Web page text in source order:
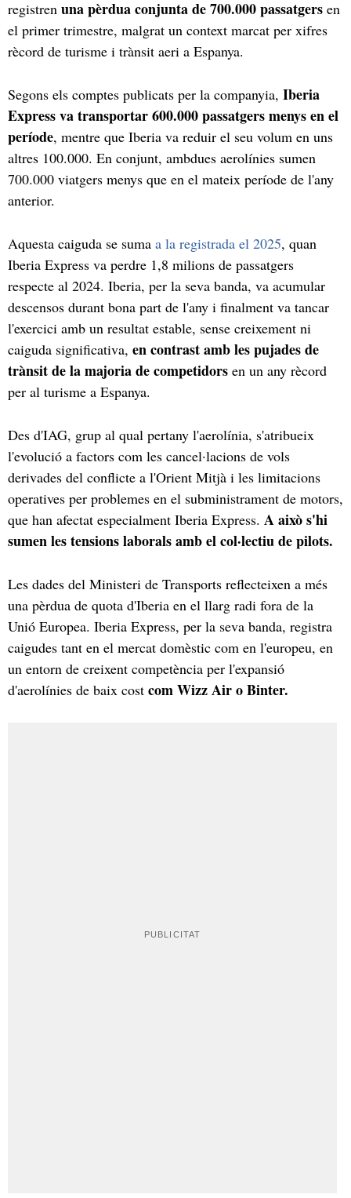
registren una pèrdua conjunta de 700.000 passatgers en
el primer trimestre, malgrat un context marcat per xifres
rècord de turisme i trànsit aeri a Espanya.
Segons els comptes publicats per la companyia, Iberia
Express va transportar 600.000 passatgers menys en el
període, mentre que Iberia va reduir el seu volum en uns
altres 100.000. En conjunt, ambdues aerolínies sumen
700.000 viatgers menys que en el mateix període de l'any
anterior.
Aquesta caiguda se suma a la registrada el 2025, quan
Iberia Express va perdre 1,8 milions de passatgers
respecte al 2024. Iberia, per la seva banda, va acumular
descensos durant bona part de l'any i finalment va tancar
l'exercici amb un resultat estable, sense creixement ni
caiguda significativa, en contrast amb les pujades de
trànsit de la majoria de competidors en un any rècord
per al turisme a Espanya.
Des d'IAG, grup al qual pertany l'aerolínia, s'atribueix
l'evolució a factors com les cancel·lacions de vols
derivades del conflicte a l'Orient Mitjà i les limitacions
operatives per problemes en el subministrament de motors,
que han afectat especialment Iberia Express. A això s'hi
sumen les tensions laborals amb el col·lectiu de pilots.
Les dades del Ministeri de Transports reflecteixen a més
una pèrdua de quota d'Iberia en el llarg radi fora de la
Unió Europea. Iberia Express, per la seva banda, registra
caigudes tant en el mercat domèstic com en l'europeu, en
un entorn de creixent competència per l'expansió
d'aerolínies de baix cost com Wizz Air o Binter.